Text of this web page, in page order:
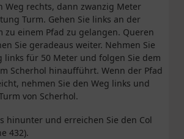
Weg rechts, dann zwanzig Meter
Turm. Gehen Sie links an der
zu einem Pfad zu gelangen. Queren
Sie geradeaus weiter. Nehmen Sie
links für 50 Meter und folgen Sie dem
Scherhol hinaufführt. Wenn der Pfad
nehmen Sie den Weg links und
von Scherhol.
hinunter und erreichen Sie den Col
432).